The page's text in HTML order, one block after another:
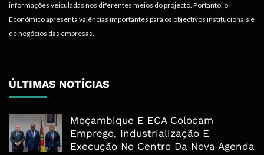
informações veiculadas nos diferentes meios do projecto. Portanto, o
Económico apresenta valências importantes para os objectivos institucionais e
de negócios das empresas.
ÚLTIMAS NOTÍCIAS
Moçambique E ECA Colocam
Emprego, Industrialização E
Execução No Centro Da Nova Agenda